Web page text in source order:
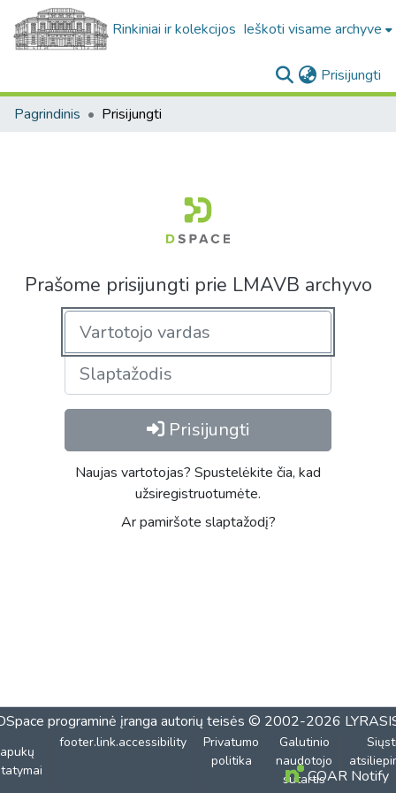
Rinkiniai ir kolekcijos Ieškoti visame archyve
Prisijungti
Pagrindinis Prisijungti
Prašome prisijungti prie LMAVB archyvo
Prisijungti
Naujas vartotojas? Spustelėkite čia, kad
užsiregistruotumėte.
Ar pamiršote slaptažodį?
programinė įranga autorių teisės © 2002-2026
footer.link.accessibility
Privatumo
politika
Galutinio
naudotojo
sutartisCOAR Notify